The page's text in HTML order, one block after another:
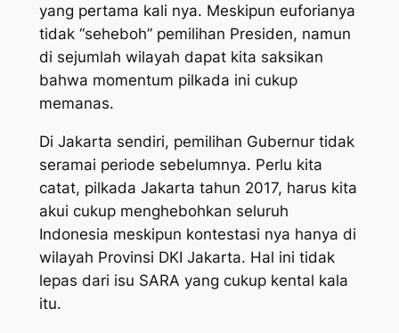
yang pertama kali nya. Meskipun euforianya
tidak “seheboh” pemilihan Presiden, namun
di sejumlah wilayah dapat kita saksikan
bahwa momentum pilkada ini cukup
memanas.
Di Jakarta sendiri, pemilihan Gubernur tidak
seramai periode sebelumnya. Perlu kita
catat, pilkada Jakarta tahun 2017, harus kita
akui cukup menghebohkan seluruh
Indonesia meskipun kontestasi nya hanya di
wilayah Provinsi DKI Jakarta. Hal ini tidak
lepas dari isu SARA yang cukup kental kala
itu.